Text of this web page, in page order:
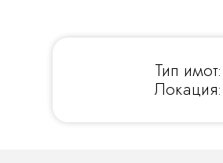
Тип имот:
Локация: